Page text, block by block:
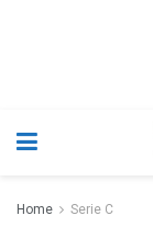
Home Serie C